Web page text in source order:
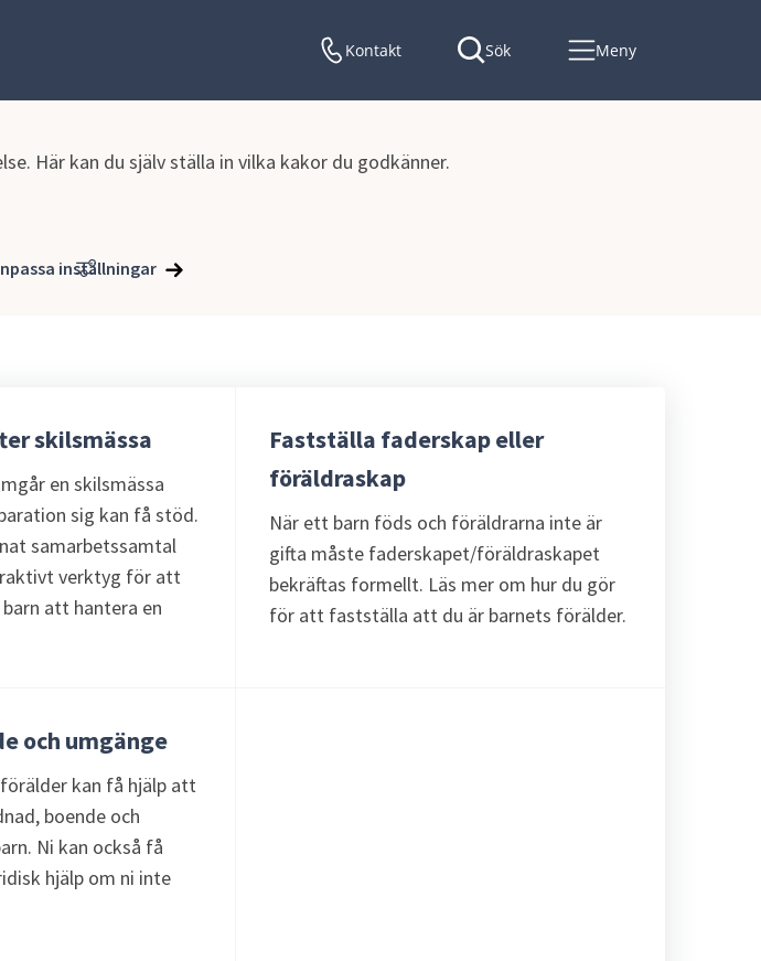
Här kan du själv ställa in vilka kakor du godkänner.
inställningar
Kontakt Sök Meny
skilsmässa
en skilsmässa
sig kan få stöd.
samarbetssamtal
verktyg för att
att hantera en
Fastställa faderskap eller
föräldraskap
När ett barn föds och föräldrarna inte är
gifta måste faderskapet/föräldraskapet
bekräftas formellt. Läs mer om hur du gör
för att fastställa att du är barnets förälder.
och umgänge
kan få hjälp att
boende och
Ni kan också få
hjälp om ni inte